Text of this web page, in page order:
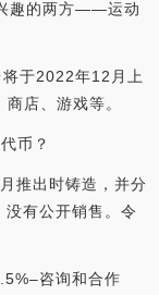
趣的两方——运动
于2022年12月上
店、游戏等。
币？
推出时铸造，并分
有公开销售。令
咨询和合作